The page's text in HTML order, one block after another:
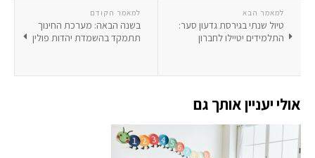
למאמר הקודם
בשנה הבאה: מערכת החינוך
תתמקד בהשמדת יהדות פולין
למאמר הבא
טיול שנתי בגירסת גדעון סער:
התלמידים יטיילו לחברון
אולי יעניין אותך גם